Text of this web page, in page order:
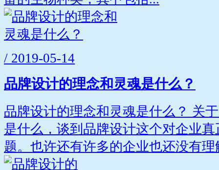
/ 2019-05-14
品牌设计的理念和灵魂是什么？
品牌设计的理念和灵魂是什么？ 关
是什么，谈到品牌设计这个对企业
题。也许还有许多的企业也还没有理